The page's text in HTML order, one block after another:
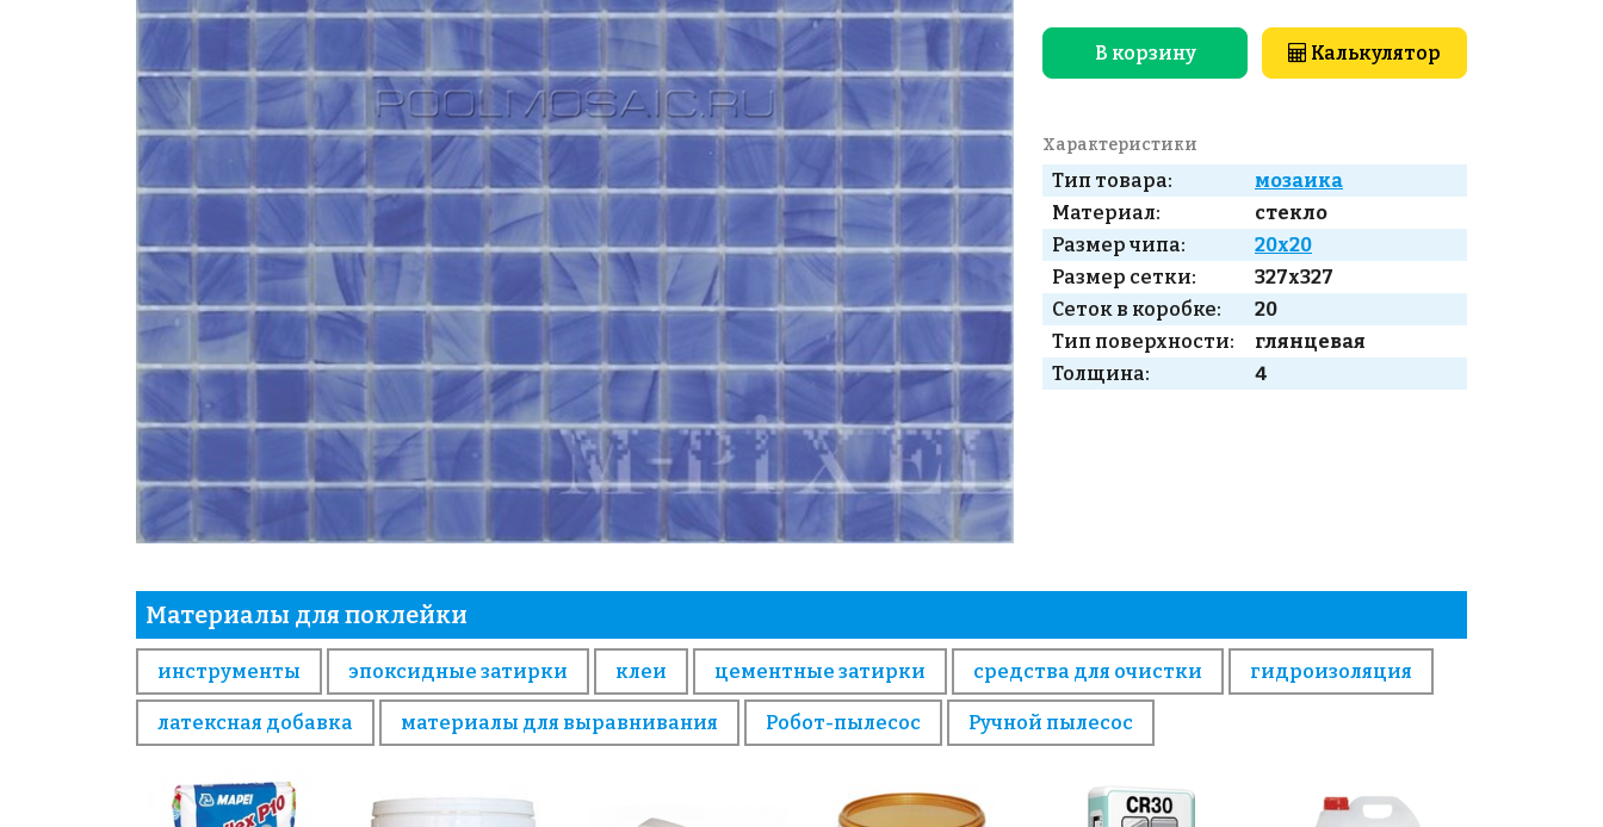
В корзину Калькулятор
Характеристики
Тип товара:
мозаика
Материал:
стекло
Размер чипа:
20x20
Размер сетки:
327x327
Сеток в коробке:
20
Тип поверхности:
глянцевая
Толщина:
4
Материалы для поклейки
инструменты эпоксидные затирки клеи цементные затирки средства для очистки гидроизоляция
латексная добавка материалы для выравнивания Робот-пылесос Ручной пылесос